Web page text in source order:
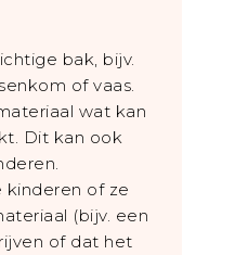
bak, bijv.
of vaas.
wat kan
Dit kan ook
of ze
(bijv. een
of dat het